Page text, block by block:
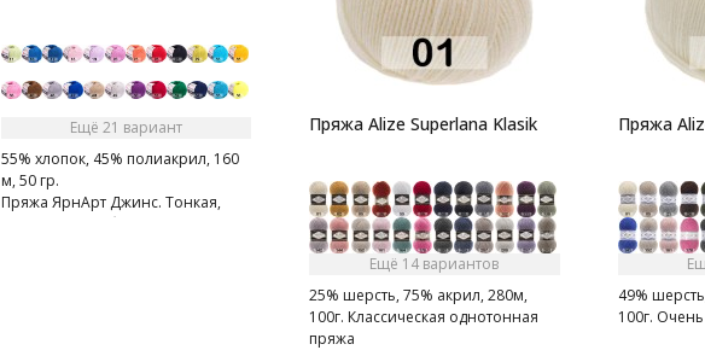
Ещё 21 вариант
55% хлопок, 45% полиакрил, 160
м, 50 гр.
Пряжа ЯрнАрт Джинс. Тонкая,
мягкая, слегка бархатистая нитка.
Пряжа Alize Superlana Klasik
Ещё 14 вариантов
25% шерсть, 75% акрил, 280м,
100г. Классическая однотонная
пряжа
Пряжа
49%
100г.